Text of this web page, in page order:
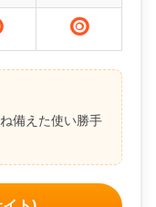
備えた使い勝手